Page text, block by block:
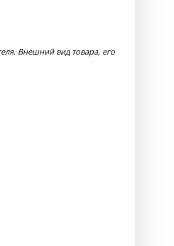
Внешний вид товара, его